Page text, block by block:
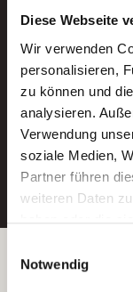
Diese Webseite
Wir verwenden
personalisieren,
zu können und
analysieren.
Verwendung
soziale Medien,
Partner führen
weiteren Daten
Wenn Sie auf
Sie der
Notwendig
Ein
Betreiber der